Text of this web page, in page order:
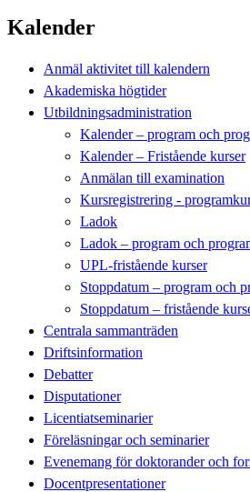
Kalender
Anmäl aktivitet till kalendern
Akademiska högtider
Utbildningsadministration
Kalender – program och
Kalender – Fristående kurser
Anmälan till examination
Kursregistrering -
Ladok
Ladok – program och
UPL-fristående kurser
Stoppdatum – program och
Stoppdatum – fristående
Centrala sammanträden
Driftsinformation
Debatter
Disputationer
Licentiatseminarier
Föreläsningar och seminarier
Evenemang för doktorander och
Docentpresentationer